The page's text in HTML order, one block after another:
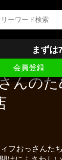
まずは
会員登録
んの
フおっさんた